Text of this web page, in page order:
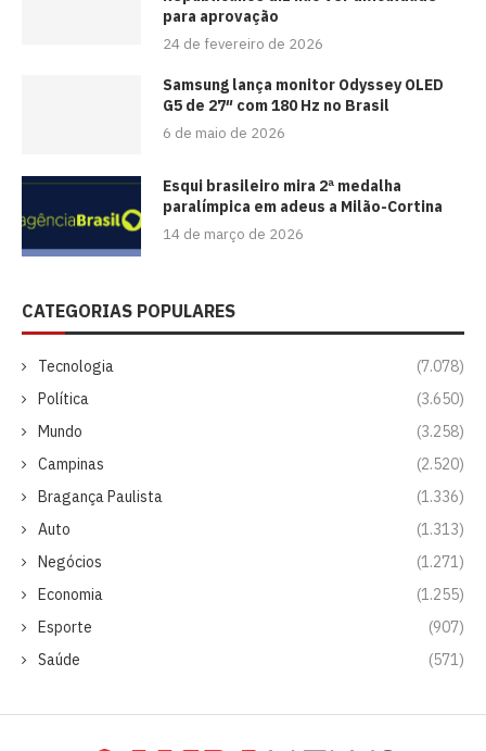
para aprovação
24 de fevereiro de 2026
Samsung lança monitor Odyssey OLED
G5 de 27″ com 180 Hz no Brasil
6 de maio de 2026
Esqui brasileiro mira 2ª medalha
paralímpica em adeus a Milão-Cortina
14 de março de 2026
CATEGORIAS POPULARES
Tecnologia
(7.078)
Política
(3.650)
Mundo
(3.258)
Campinas
(2.520)
Bragança Paulista
(1.336)
Auto
(1.313)
Negócios
(1.271)
Economia
(1.255)
Esporte
(907)
Saúde
(571)